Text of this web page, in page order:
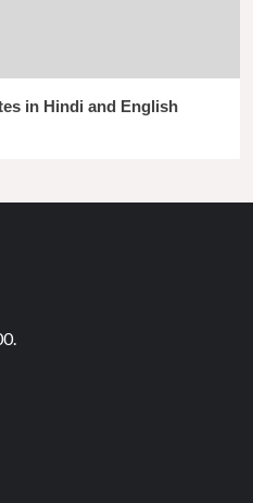
in Hindi and English